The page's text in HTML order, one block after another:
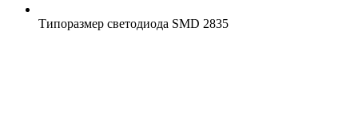
Типоразмер светодиода SMD 2835